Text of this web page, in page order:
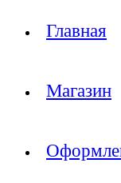
Главная
Магазин